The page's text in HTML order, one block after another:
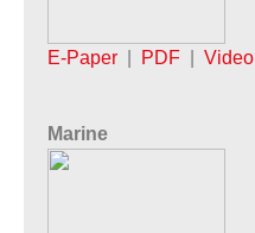
E-Paper PDF Video
Marine